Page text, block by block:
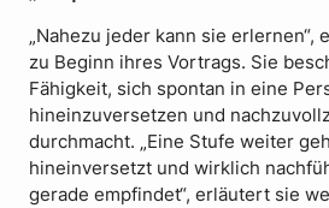
„Nahezu jeder kann sie erlernen“,
zu Beginn ihres Vortrags. Sie
Fähigkeit, sich spontan in eine
hineinzuversetzen und
durchmacht. „Eine Stufe weiter
hineinversetzt und wirklich
gerade empfindet“, erläutert sie